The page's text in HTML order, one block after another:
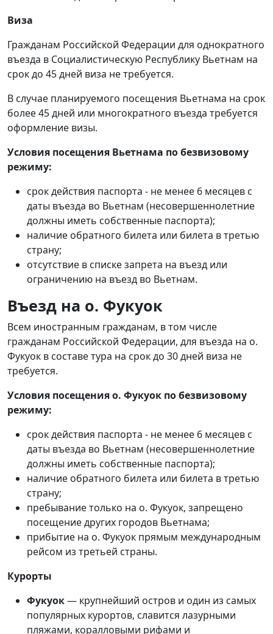
Виза
Гражданам Российской Федерации для однократного
въезда в Социалистическую Республику Вьетнам на
срок до 45 дней виза не требуется.
В случае планируемого посещения Вьетнама на срок
более 45 дней или многократного въезда требуется
оформление визы.
Условия посещения Вьетнама по безвизовому
режиму:
срок действия паспорта - не менее 6 месяцев с
даты въезда во Вьетнам (несовершеннолетние
должны иметь собственные паспорта);
наличие обратного билета или билета в третью
страну;
отсутствие в списке запрета на въезд или
ограничению на въезд во Вьетнам.
Въезд на о. Фукуок
Всем иностранным гражданам, в том числе
гражданам Российской Федерации, для въезда на о.
Фукуок в составе тура на срок до 30 дней виза не
требуется.
Условия посещения о. Фукуок по безвизовому
режиму:
срок действия паспорта - не менее 6 месяцев с
даты въезда во Вьетнам (несовершеннолетние
должны иметь собственные паспорта);
наличие обратного билета или билета в третью
страну;
пребывание только на о. Фукуок, запрещено
посещение других городов Вьетнама;
прибытие на о. Фукуок прямым международным
рейсом из третьей страны.
Курорты
Фукуок— крупнейший остров и один из самых
популярных курортов, славится лазурными
пляжами, коралловыми рифами и